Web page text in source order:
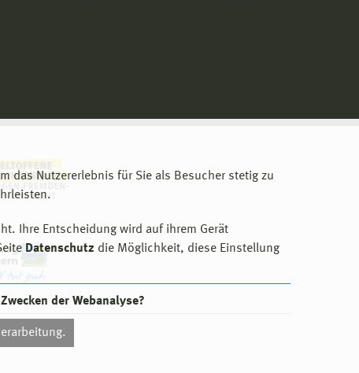
das Nutzererlebnis für Sie als Besucher stetig zu
Ihre Entscheidung wird auf ihrem Gerät
Datenschutz die Möglichkeit, diese Einstellung
der Webanalyse?